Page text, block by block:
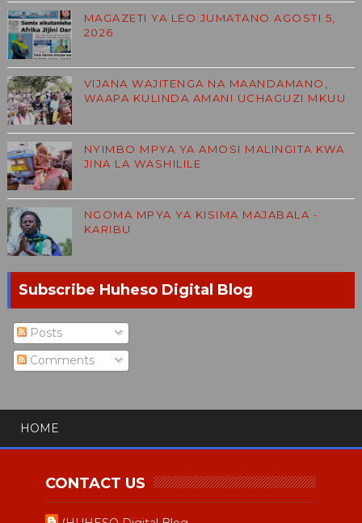
MAGAZETI YA LEO JUMATANO AGOSTI 5,
2026
VIJANA WAJITENGA NA MAANDAMANO,
WAAPA KULINDA AMANI UCHAGUZI MKUU
NYIMBO MPYA YA AMOSI MALINGITA KWA
JINA LA WASHILILE
NGOMA MPYA YA KISIMA MAJABALA -
KARIBU
Subscribe Huheso Digital Blog
Posts
Comments
HOME
CONTACT US